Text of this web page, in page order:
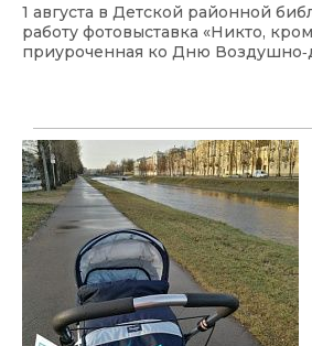
1 августа в Детской районной
работу фотовыставка «Никто,
приуроченная ко Дню